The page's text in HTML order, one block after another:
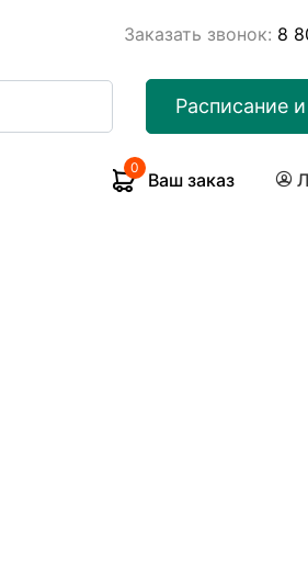
Заказать звонок: 8
Расписание
0
Ваш заказ